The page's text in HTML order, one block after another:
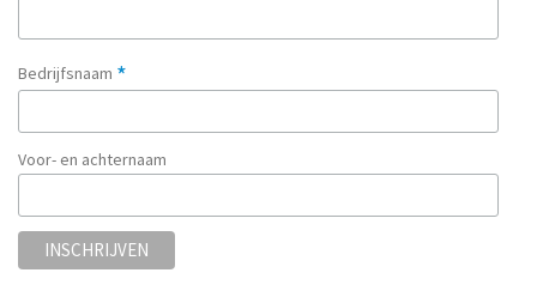
Bedrijfsnaam *
Voor- en achternaam